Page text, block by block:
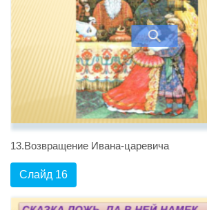
13.Возвращение Ивана-царевича
Слайд 16